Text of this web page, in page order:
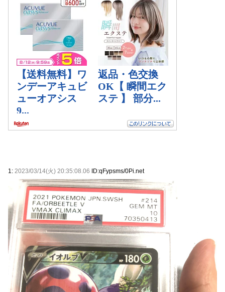
1: 2023/03/14(火) 20:35:08.06 ID:qFypsms/0Pi.net